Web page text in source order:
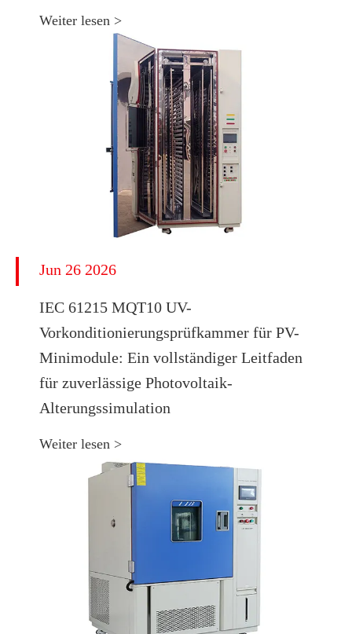
Weiter lesen >
Jun 26 2026
IEC 61215 MQT10 UV-
Vorkonditionierungsprüfkammer für PV-
Minimodule: Ein vollständiger Leitfaden
für zuverlässige Photovoltaik-
Alterungssimulation
Weiter lesen >